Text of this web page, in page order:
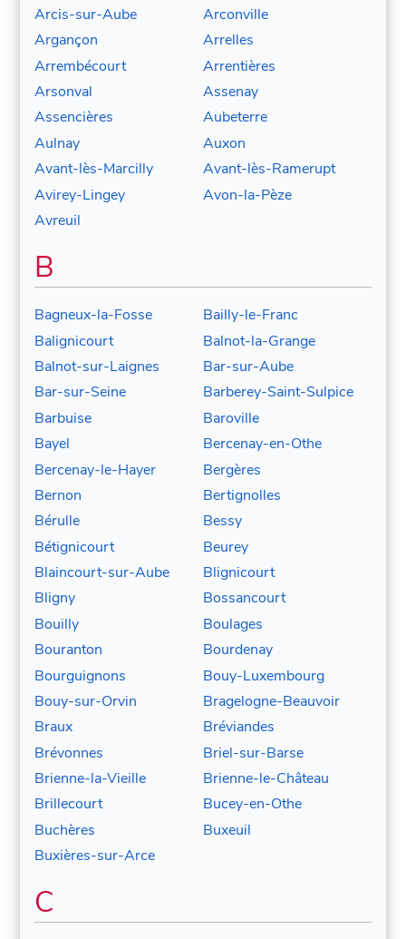
Arcis-sur-Aube
Arconville
Argançon
Arrelles
Arrembécourt
Arrentières
Arsonval
Assenay
Assencières
Aubeterre
Aulnay
Auxon
Avant-lès-Marcilly
Avant-lès-Ramerupt
Avirey-Lingey
Avon-la-Pèze
Avreuil
B
Bagneux-la-Fosse
Bailly-le-Franc
Balignicourt
Balnot-la-Grange
Balnot-sur-Laignes
Bar-sur-Aube
Bar-sur-Seine
Barberey-Saint-Sulpice
Barbuise
Baroville
Bayel
Bercenay-en-Othe
Bercenay-le-Hayer
Bergères
Bernon
Bertignolles
Bérulle
Bessy
Bétignicourt
Beurey
Blaincourt-sur-Aube
Blignicourt
Bligny
Bossancourt
Bouilly
Boulages
Bouranton
Bourdenay
Bourguignons
Bouy-Luxembourg
Bouy-sur-Orvin
Bragelogne-Beauvoir
Braux
Bréviandes
Brévonnes
Briel-sur-Barse
Brienne-la-Vieille
Brienne-le-Château
Brillecourt
Bucey-en-Othe
Buchères
Buxeuil
Buxières-sur-Arce
C